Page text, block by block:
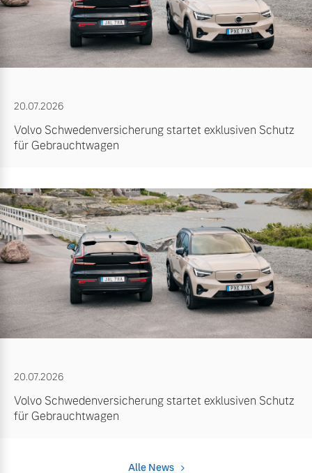
20.07.2026
Volvo Schwedenversicherung startet exklusiven Schutz
für Gebrauchtwagen
20.07.2026
Volvo Schwedenversicherung startet exklusiven Schutz
für Gebrauchtwagen
Alle News